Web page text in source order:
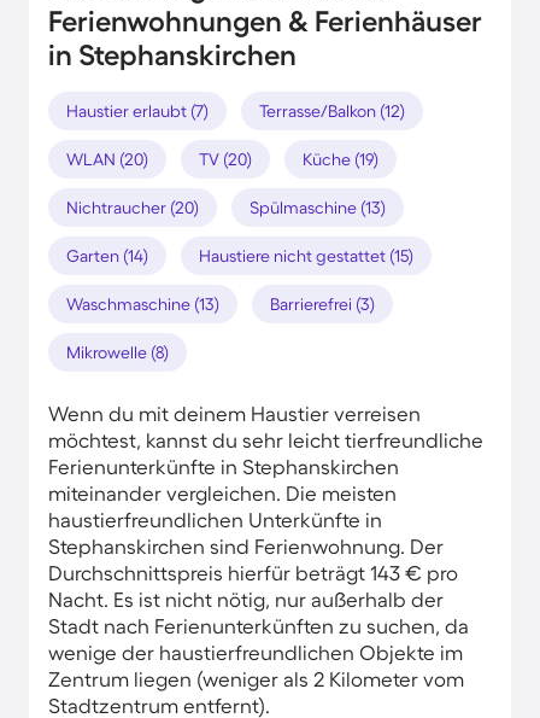
Ferienwohnungen & Ferienhäuser
in Stephanskirchen
Haustier erlaubt (7) Terrasse/Balkon (12)
WLAN (20) TV (20) Küche (19)
Nichtraucher (20) Spülmaschine (13)
Garten (14) Haustiere nicht gestattet (15)
Waschmaschine (13) Barrierefrei (3)
Mikrowelle (8)
Wenn du mit deinem Haustier verreisen
möchtest, kannst du sehr leicht tierfreundliche
Ferienunterkünfte in Stephanskirchen
miteinander vergleichen. Die meisten
haustierfreundlichen Unterkünfte in
Stephanskirchen sind Ferienwohnung. Der
Durchschnittspreis hierfür beträgt 143 € pro
Nacht. Es ist nicht nötig, nur außerhalb der
Stadt nach Ferienunterkünften zu suchen, da
wenige der haustierfreundlichen Objekte im
Zentrum liegen (weniger als 2 Kilometer vom
Stadtzentrum entfernt).